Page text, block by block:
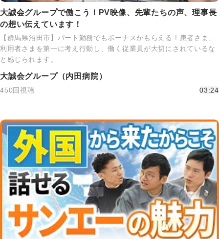
大誠会グループで働こう！PV映像、先輩たちの声、理事長
の想い伝えています！
【群馬県沼田市】パート勤務でもボーナスがもらえる！患者さま、
利用者さまを第一に考え行動し、働く従業員が大切にされているな
と感じられます。
大誠会グループ（内田病院）
450回視聴 03:24